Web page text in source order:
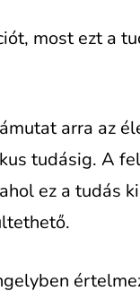
most ezt a
arra az
tudásig. A
ez a tudás